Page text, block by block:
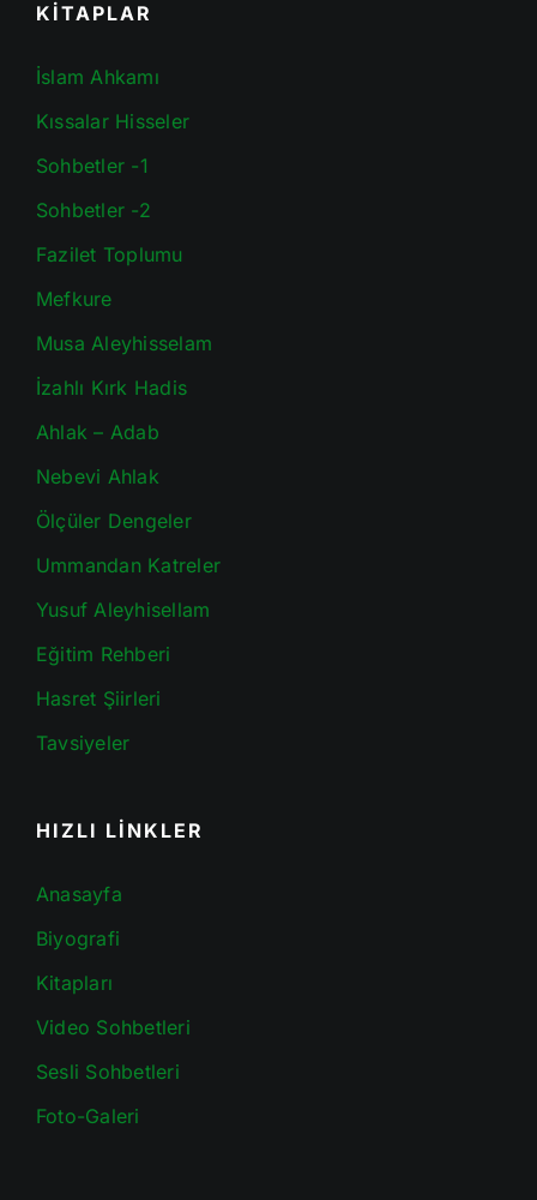
KİTAPLAR
İslam Ahkamı
Kıssalar Hisseler
Sohbetler -1
Sohbetler -2
Fazilet Toplumu
Mefkure
Musa Aleyhisselam
İzahlı Kırk Hadis
Ahlak – Adab
Nebevi Ahlak
Ölçüler Dengeler
Ummandan Katreler
Yusuf Aleyhisellam
Eğitim Rehberi
Hasret Şiirleri
Tavsiyeler
HIZLI LİNKLER
Anasayfa
Biyografi
Kitapları
Video Sohbetleri
Sesli Sohbetleri
Foto-Galeri